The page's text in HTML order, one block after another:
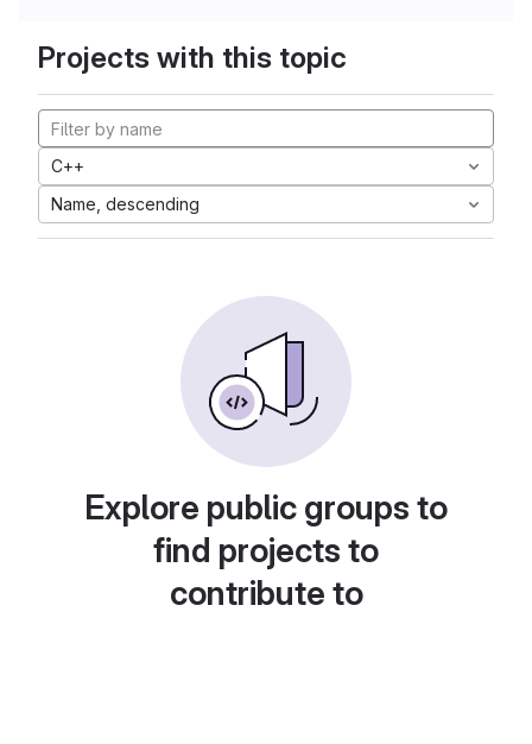
Projects with this topic
C++
Name, descending
Explore public groups to
find projects to
contribute to